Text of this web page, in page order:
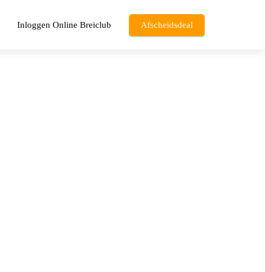
Inloggen Online Breiclub Afscheidsdeal